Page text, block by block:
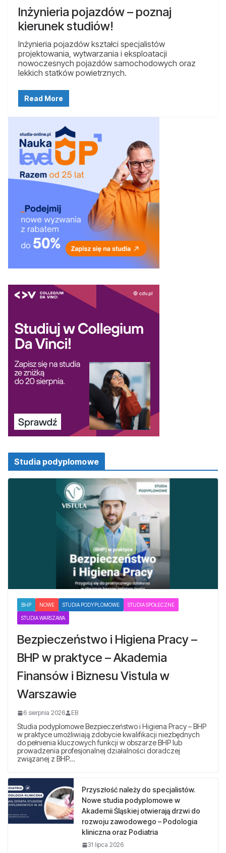
Inżynieria pojazdów – poznaj
kierunek studiów!
Inżynieria pojazdów kształci specjalistów
projektowania, wytwarzania i eksploatacji
nowoczesnych pojazdów samochodowych oraz
lekkich statków powietrznych.
Read More
Studia podyplomowe
BHP NOWE STUDIA PODYPLOMOWE STUDIA SPOŁECZNE
STUDIA WARSZAWA
Bezpieczeństwo i Higiena Pracy –
BHP w praktyce – Akademia
Finansów i Biznesu Vistula w
Warszawie
6 sierpnia 2026 EB
Studia podyplomowe Bezpieczeństwo i Higiena Pracy – BHP
w praktyce umożliwiają zdobycie kwalifikacji niezbędnych
do pełnienia kluczowych funkcji w obszarze BHP lub
prowadzenia profesjonalnej działalności doradczej
związanej z BHP…
Przyszłość należy do specjalistów.
Nowe studia podyplomowe w
Akademii Śląskiej otwierają drzwi do
rozwoju zawodowego – Podologia
kliniczna oraz Podiatria
31 lipca 2026